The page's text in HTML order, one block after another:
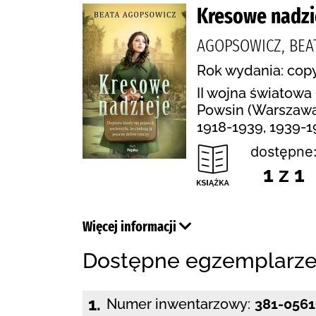
Kresowe
AGOPSOWICZ,
Rok wydania:
II wojna światowa
Powsin
1918-1939, 1939-
1 z 1
Więcej informacji
Dostępne
1. Numer inwentarzowy: 381-